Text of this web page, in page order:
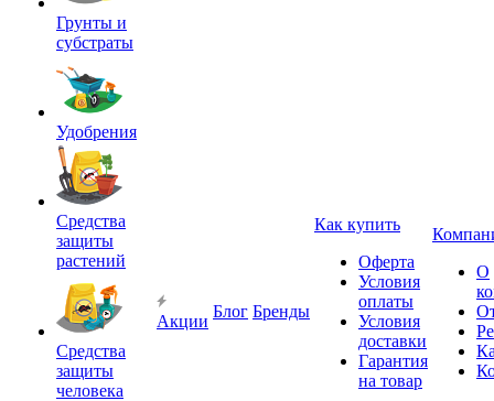
Грунты и
субстраты
Удобрения
Средства
защиты
растений
Средства
защиты
человека
Акции
Блог Бренды
Как купить
Оферта
Условия
оплаты
Условия
доставки
Гарантия
на товар
О